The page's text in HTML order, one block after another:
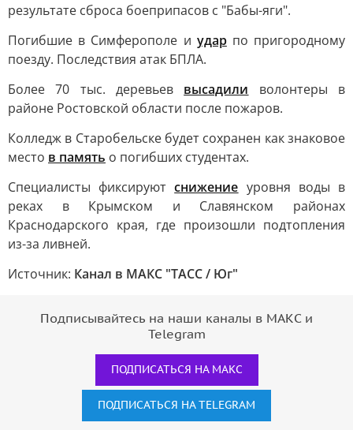
результате сброса боеприпасов с "Бабы-яги".
Погибшие в Симферополе и ударпо пригородному
поезду. Последствия атак БПЛА.
Более 70 тыс. деревьев высадили волонтеры в
районе Ростовской области после пожаров.
Колледж в Старобельске будет сохранен как знаковое
место в память о погибших студентах.
Специалисты фиксируютснижение уровня воды в
реках в Крымском и Славянском районах
Краснодарского края, где произошли подтопления
из-за ливней.
Источник: Канал в МАКС "ТАСС / Юг"
Подписывайтесь на наши каналы в МАКС и
Telegram
ПОДПИСАТЬСЯ НА МАКС
ПОДПИСАТЬСЯ НА TELEGRAM